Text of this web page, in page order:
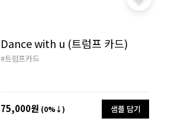
Dance with u (트럼프 카드)
#트럼프카드
75,000원 (0%↓) 샘플 담기